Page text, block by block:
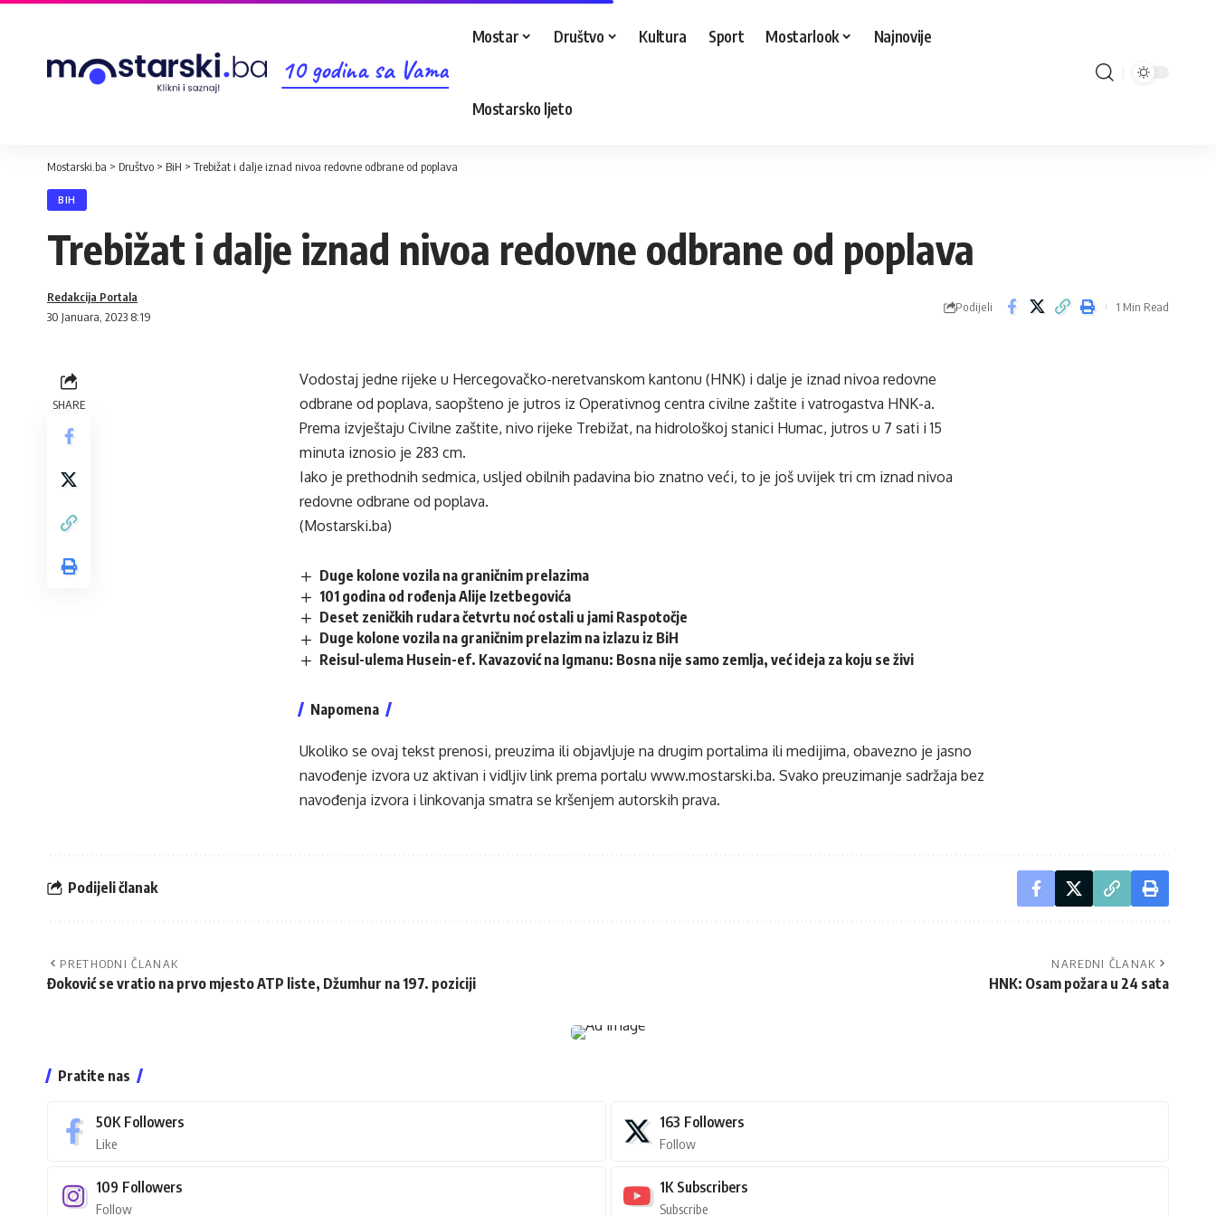
10 godina sa Vama
Mostar Društvo Kultura Sport Mostarlook Najnovije
Mostarsko ljeto
Mostarski.ba > Društvo > BiH > Trebižat i dalje iznad nivoa redovne odbrane od poplava
BIH
Trebižat i dalje iznad nivoa redovne odbrane od poplava
30 Januara, 2023 8:19
Redakcija Portala
Podijeli 1 Min Read
SHARE
Vodostaj jedne rijeke u Hercegovačko-neretvanskom kantonu (HNK) i dalje je iznad nivoa redovne
odbrane od poplava, saopšteno je jutros iz Operativnog centra civilne zaštite i vatrogastva HNK-a.
Prema izvještaju Civilne zaštite, nivo rijeke Trebižat, na hidrološkoj stanici Humac, jutros u 7 sati i 15
minuta iznosio je 283 cm.
Iako je prethodnih sedmica, usljed obilnih padavina bio znatno veći, to je još uvijek tri cm iznad nivoa
redovne odbrane od poplava.
(Mostarski.ba)
Duge kolone vozila na graničnim prelazima
101 godina od rođenja Alije Izetbegovića
Deset zeničkih rudara četvrtu noć ostali u jami Raspotočje
Duge kolone vozila na graničnim prelazim na izlazu iz BiH
Reisul-ulema Husein-ef. Kavazović na Igmanu: Bosna nije samo zemlja, već ideja za koju se živi
Napomena
Ukoliko se ovaj tekst prenosi, preuzima ili objavljuje na drugim portalima ili medijima, obavezno je jasno
navođenje izvora uz aktivan i vidljiv link prema portalu www.mostarski.ba. Svako preuzimanje sadržaja bez
navođenja izvora i linkovanja smatra se kršenjem autorskih prava.
Podijeli članak
PRETHODNI ČLANAK
Đoković se vratio na prvo mjesto ATP liste, Džumhur na 197. poziciji
NAREDNI ČLANAK
HNK: Osam požara u 24 sata
Pratite nas
50K Followers
Like
163 Followers
Follow
109 Followers
Follow
1K Subscribers
Subscribe